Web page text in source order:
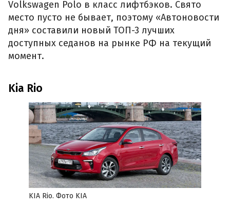
Volkswagen Polo в класс лифтбэков. Свято
место пусто не бывает, поэтому «Автоновости
дня» составили новый ТОП-3 лучших
доступных седанов на рынке РФ на текущий
момент.
Kia Rio
KIA Rio. Фото KIA